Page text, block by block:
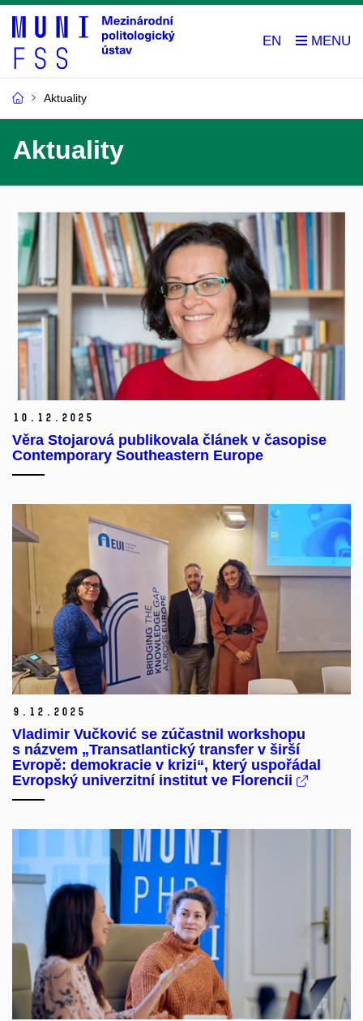
EN
Aktuality
Aktuality
10. 12. 2025
Věra Stojarová publikovala článek v časopise
Contemporary Southeastern Europe
9. 12. 2025
Vladimir Vučković se zúčastnil workshopu
s názvem „Transatlantický transfer v širší
Evropě: demokracie v krizi“, který uspořádal
Evropský univerzitní institut ve Florencii